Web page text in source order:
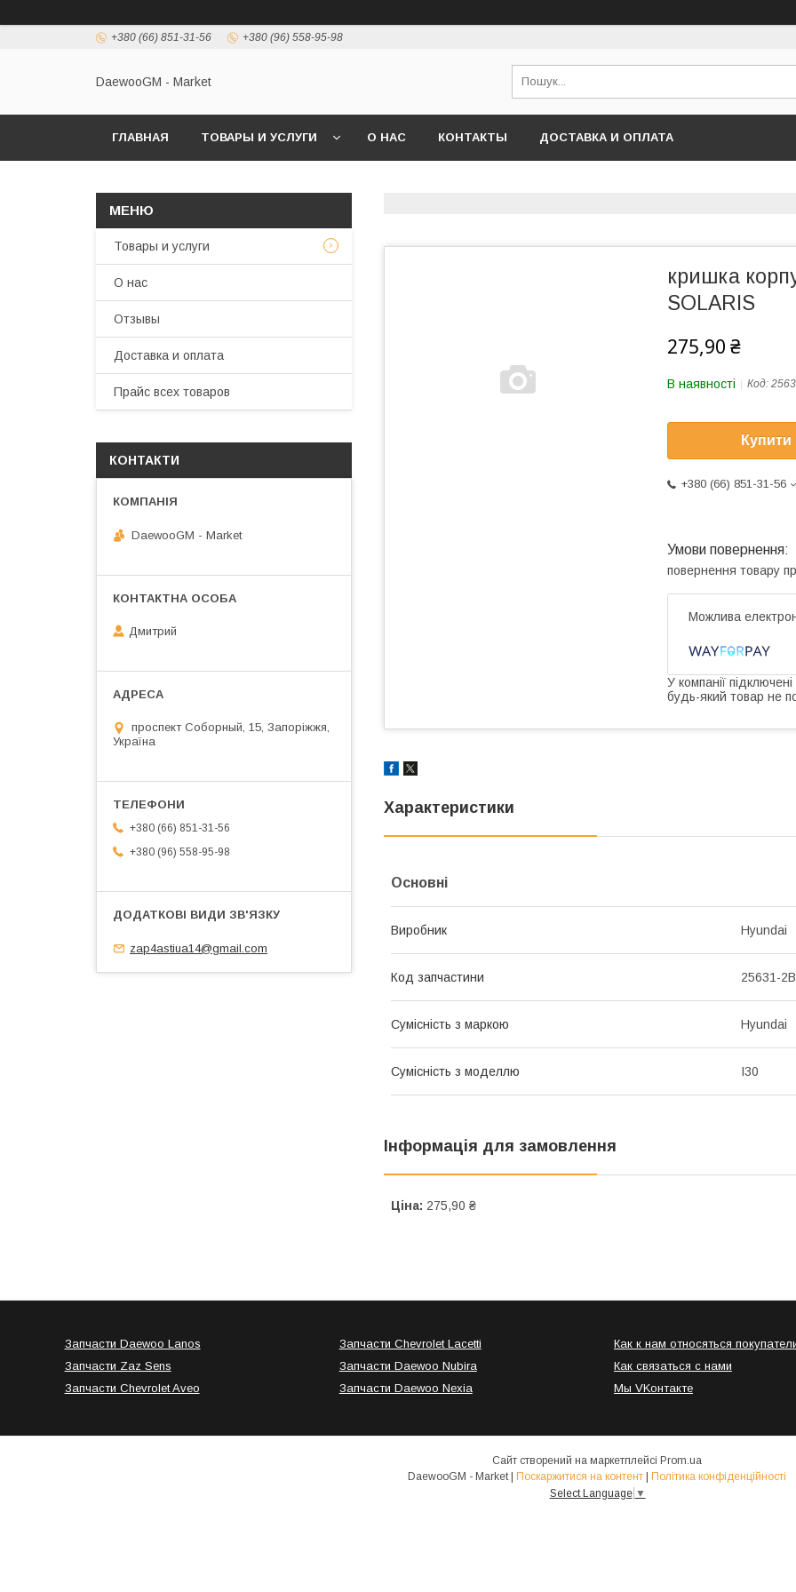
+380 (66) 851-31-56 +380 (96) 558-95-98
DaewooGM - Market
ГЛАВНАЯ ТОВАРЫ И УСЛУГИ О НАС КОНТАКТЫ ДОСТАВКА И ОПЛАТА
кришка
SOLARIS
275,90 ₴
В наявності Код:
Купити
+380 (66) 851-31-56
повернення товару
У компанії
будь-який товар не
Характеристики
Основні
Виробник Hyundai
Код запчастини 25631-
Сумісність з маркою Hyundai
Сумісність з моделлю I30
Інформація для замовлення
Ціна: 275,90 ₴
Товары и услуги
О нас
Отзывы
Доставка и оплата
Прайс всех товаров
КОНТАКТИ
DaewooGM - Market
Дмитрий
проспект Соборный, 15, Запоріжжя,
Україна
+380 (66) 851-31-56
+380 (96) 558-95-98
zap4astiua14@gmail.com
Запчасти Daewoo Lanos
Запчасти Zaz Sens
Запчасти Chevrolet Aveo
Запчасти Chevrolet Lacetti
Запчасти Daewoo Nubira
Запчасти Daewoo Nexia
Как к нам относяться
Как связаться с нами
Мы VKонтакте
Сайт створений на маркетплейсі Prom.ua
DaewooGM - Market | Поскаржитися на контент | Політика конфіденційності
Select Language ▼